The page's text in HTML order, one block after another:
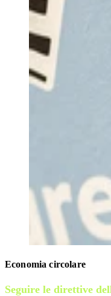
Economia circolare
Seguire le direttive